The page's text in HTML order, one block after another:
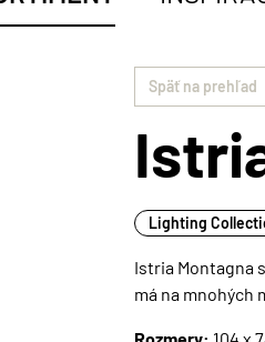
Späť na prehľad
Lighting
Istria Montagna
má na mnohých